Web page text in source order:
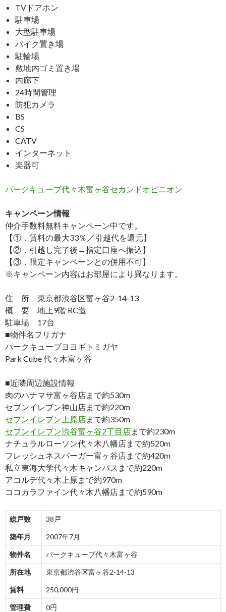
TVドアホン
駐車場
大型駐車場
バイク置き場
駐輪場
敷地内ゴミ置き場
内廊下
24時間管理
防犯カメラ
BS
CS
CATV
インターネット
楽器可
パークキューブ代々木富ヶ谷セカンドオピニオン
キャンペーン情報
仲介手数料無料キャンペーン中です。
【①．賃料の最大33％／引越代を還元】
【②．引越し完了後→指定口座へ振込】
【③．限定キャンペーンとの併用不可】
※キャンペーン内容はお部屋により異なります。
住 所 東京都渋谷区富ヶ谷2-14-13
概 要 地上9階 RC造
駐車場 17台
■物件名フリガナ
パークキューブヨヨギトミガヤ
Park Cube 代々木富ヶ谷
■近隣周辺施設情報
肉のハナマサ富ヶ谷店まで約530m
セブンイレブン神山店まで約220m
セブンイレブン上原店まで約350m
セブンイレブン渋谷富ヶ谷2丁目店まで約230m
ナチュラルローソン代々木八幡店まで約520m
フレッシュネスバーガー富ヶ谷店まで約420m
私立東海大学代々木キャンパスまで約220m
アコルデ代々木上原まで約970m
ココカラファイン代々木八幡店まで約590m
総戸数 38戸
築年月 2007年7月
物件名 パークキューブ代々木富ヶ谷
所在地 東京都渋谷区富ヶ谷2-14-13
賃料 250,000円
管理費 0円